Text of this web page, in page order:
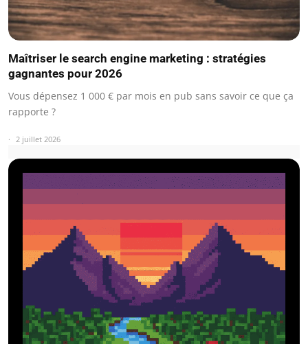
Maîtriser le search engine marketing : stratégies
gagnantes pour 2026
Vous dépensez 1 000 € par mois en pub sans savoir ce que ça
rapporte ?
2 juillet 2026